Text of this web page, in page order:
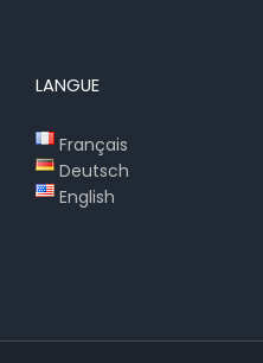
LANGUE
Français
Deutsch
English